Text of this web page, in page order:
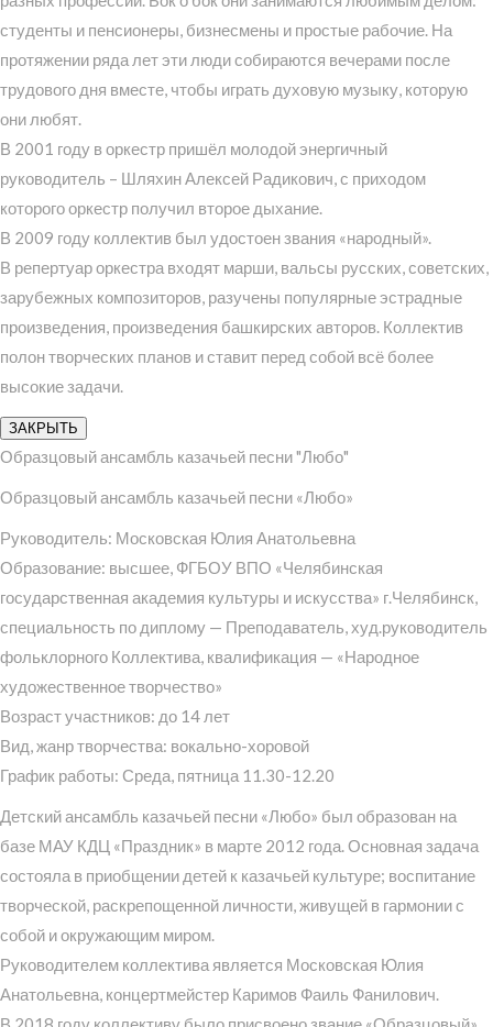
студенты и пенсионеры, бизнесмены и простые рабочие. На
протяжении ряда лет эти люди собираются вечерами после
трудового дня вместе, чтобы играть духовую музыку, которую
они любят.
В 2001 году в оркестр пришёл молодой энергичный
руководитель – Шляхин Алексей Радикович, с приходом
которого оркестр получил второе дыхание.
В 2009 году коллектив был удостоен звания «народный».
В репертуар оркестра входят марши, вальсы русских, советских,
зарубежных композиторов, разучены популярные эстрадные
произведения, произведения башкирских авторов. Коллектив
полон творческих планов и ставит перед собой всё более
высокие задачи.
ЗАКРЫТЬ
Образцовый ансамбль казачьей песни "Любо"
Образцовый ансамбль казачьей песни «Любо»
Руководитель: Московская Юлия Анатольевна
Образование: высшее, ФГБОУ ВПО «Челябинская
государственная академия культуры и искусства» г.Челябинск,
специальность по диплому — Преподаватель, худ.руководитель
фольклорного Коллектива, квалификация — «Народное
художественное творчество»
Возраст участников: до 14 лет
Вид, жанр творчества: вокально-хоровой
График работы: Среда, пятница 11.30-12.20
Детский ансамбль казачьей песни «Любо» был образован на
базе МАУ КДЦ «Праздник» в марте 2012 года. Основная задача
состояла в приобщении детей к казачьей культуре; воспитание
творческой, раскрепощенной личности, живущей в гармонии с
собой и окружающим миром.
Руководителем коллектива является Московская Юлия
Анатольевна, концертмейстер Каримов Фаиль Фанилович.